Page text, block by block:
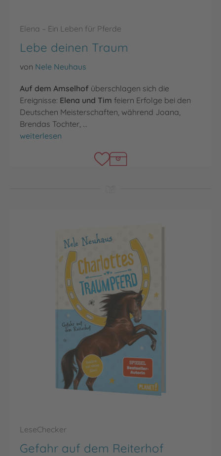
Elena – Ein Leben für Pferde
Lebe deinen Traum
von Nele Neuhaus
Auf dem Amselhof überschlagen sich die
Ereignisse: Elena und Tim feiern Erfolge bei den
Deutschen Meisterschaften, während Joana,
Brendas Tochter, …
Lebe deinen Traum
weiterlesen
LeseChecker
Gefahr auf dem Reiterhof